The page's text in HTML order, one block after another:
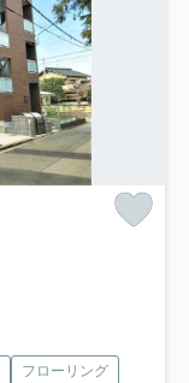
フローリング